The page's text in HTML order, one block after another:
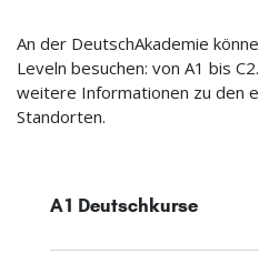
An der DeutschAkademie
Leveln besuchen: von A1 bis
weitere Informationen zu den
Standorten.
A1 Deutschkurse